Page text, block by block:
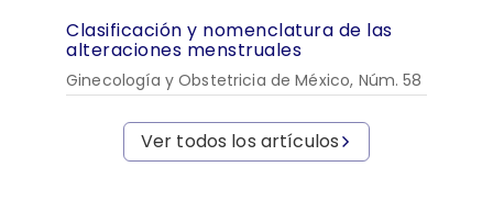
Clasificación y nomenclatura de las
alteraciones menstruales
Ginecología y Obstetricia de México, Núm. 58
Ver todos los artículos